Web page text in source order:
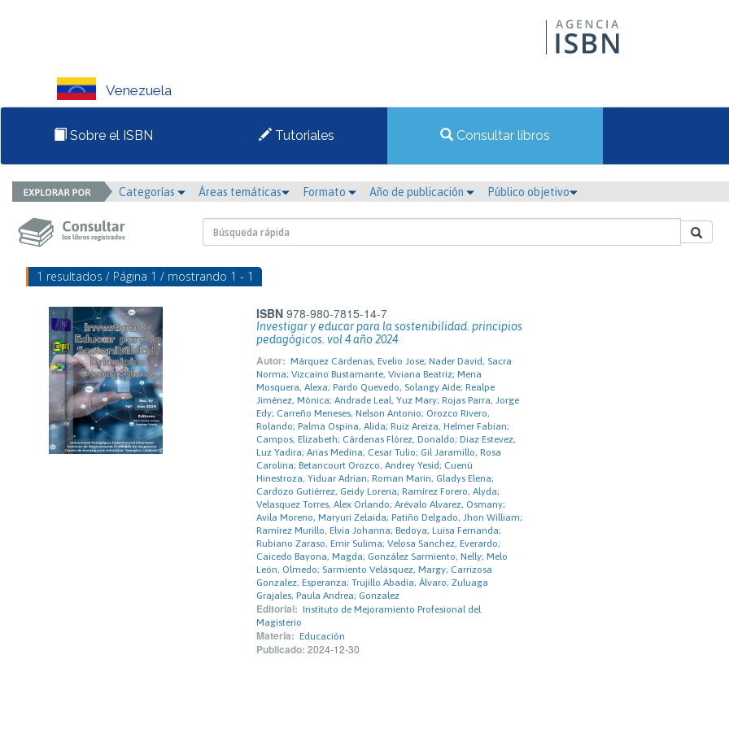
Venezuela
Sobre el ISBN Tutoriales Consultar libros
Categorías Áreas temáticas Formato Año de publicación Público objetivo
1 resultados / Página 1 / mostrando 1 - 1
ISBN 978-980-7815-14-7
Investigar y educar para la sostenibilidad. principios
pedagógicos. vol 4 año 2024
Autor: Márquez Cárdenas, Evelio Jose; Nader David, Sacra
Norma; Vizcaino Bustamante, Viviana Beatriz; Mena
Mosquera, Alexa; Pardo Quevedo, Solangy Aide; Realpe
Jiménez, Mónica; Andrade Leal, Yuz Mary; Rojas Parra, Jorge
Edy; Carreño Meneses, Nelson Antonio; Orozco Rivero,
Rolando; Palma Ospina, Alida; Ruiz Areiza, Helmer Fabian;
Campos, Elizabeth; Cárdenas Flórez, Donaldo; Diaz Estevez,
Luz Yadira; Arias Medina, Cesar Tulio; Gil Jaramillo, Rosa
Carolina; Betancourt Orozco, Andrey Yesid; Cuenú
Hinestroza, Yiduar Adrian; Roman Marin, Gladys Elena;
Cardozo Gutiérrez, Geidy Lorena; Ramírez Forero, Alyda;
Velasquez Torres, Alex Orlando; Arévalo Alvarez, Osmany;
Avila Moreno, Maryuri Zelaida; Patiño Delgado, Jhon William;
Ramírez Murillo, Elvia Johanna; Bedoya, Luisa Fernanda;
Rubiano Zaraso, Emir Sulima; Velosa Sanchez, Everardo;
Caicedo Bayona, Magda; González Sarmiento, Nelly; Melo
León, Olmedo; Sarmiento Velásquez, Margy; Carrizosa
Gonzalez, Esperanza; Trujillo Abadía, Álvaro; Zuluaga
Grajales, Paula Andrea; Gonzalez
Editorial: Instituto de Mejoramiento Profesional del
Magisterio
Materia: Educación
Publicado: 2024-12-30